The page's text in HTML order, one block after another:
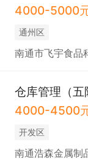
4000-5000
通州区
南通市飞宇食品
仓库管理（五
4000-4500
开发区
南通浩森金属制